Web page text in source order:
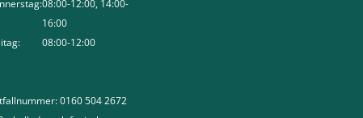
08:00-12:00, 14:00-
16:00
08:00-12:00
0160 504 2672